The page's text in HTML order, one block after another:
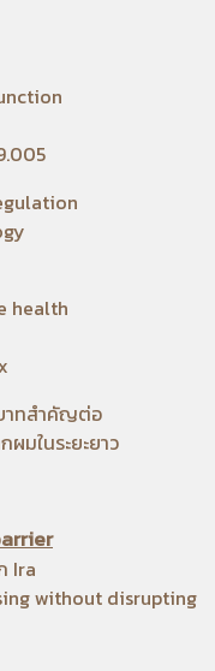
health
าทสำคัญต่อ
มในระยะยาว
Ira
without disrupting